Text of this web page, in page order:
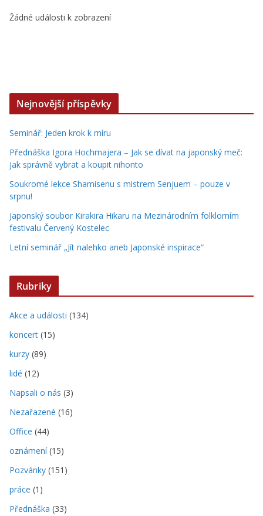
Žádné události k zobrazení
Nejnovější příspěvky
Seminář: Jeden krok k míru
Přednáška Igora Hochmajera – Jak se dívat na japonský meč:
Jak správně vybrat a koupit nihonto
Soukromé lekce Shamisenu s mistrem Senjuem – pouze v
srpnu!
Japonský soubor Kirakira Hikaru na Mezinárodním folklorním
festivalu Červený Kostelec
Letní seminář „Jít nalehko aneb Japonské inspirace“
Rubriky
Akce a události (134)
koncert (15)
kurzy (89)
lidé (12)
Napsali o nás (3)
Nezařazené (16)
Office (44)
oznámení(15)
Pozvánky (151)
práce (1)
Přednáška (33)